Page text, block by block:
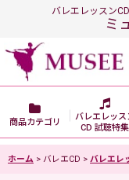
バレエレッスン
ミ
商品カテゴリ
バレエレッス
CD 試聴特集
ホーム > バレエCD > バレエレ